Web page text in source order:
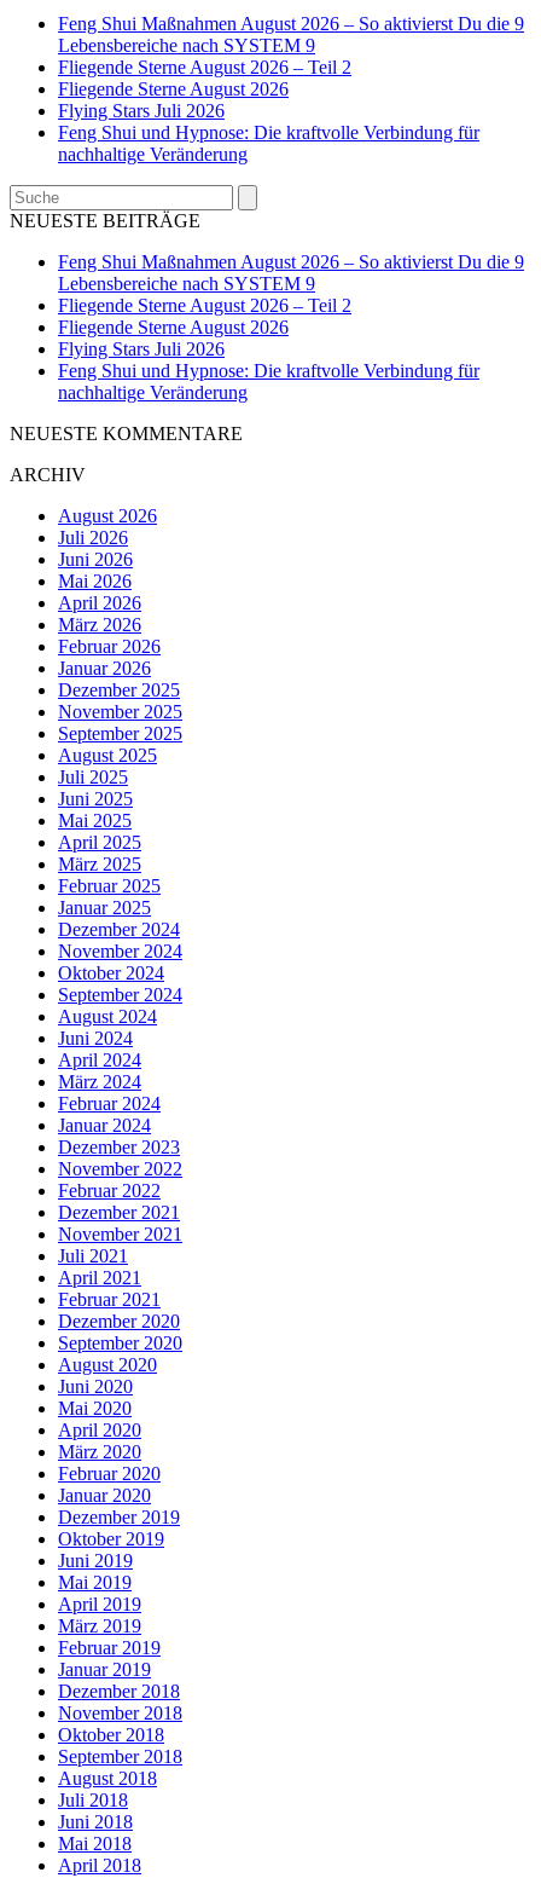
Feng Shui Maßnahmen August 2026 – So aktivierst Du die 9
Lebensbereiche nach SYSTEM 9
Fliegende Sterne August 2026 – Teil 2
Fliegende Sterne August 2026
Flying Stars Juli 2026
Feng Shui und Hypnose: Die kraftvolle Verbindung für
nachhaltige Veränderung
Search
NEUESTE BEITRÄGE
Feng Shui Maßnahmen August 2026 – So aktivierst Du die 9
Lebensbereiche nach SYSTEM 9
Fliegende Sterne August 2026 – Teil 2
Fliegende Sterne August 2026
Flying Stars Juli 2026
Feng Shui und Hypnose: Die kraftvolle Verbindung für
nachhaltige Veränderung
NEUESTE KOMMENTARE
ARCHIV
August 2026
Juli 2026
Juni 2026
Mai 2026
April 2026
März 2026
Februar 2026
Januar 2026
Dezember 2025
November 2025
September 2025
August 2025
Juli 2025
Juni 2025
Mai 2025
April 2025
März 2025
Februar 2025
Januar 2025
Dezember 2024
November 2024
Oktober 2024
September 2024
August 2024
Juni 2024
April 2024
März 2024
Februar 2024
Januar 2024
Dezember 2023
November 2022
Februar 2022
Dezember 2021
November 2021
Juli 2021
April 2021
Februar 2021
Dezember 2020
September 2020
August 2020
Juni 2020
Mai 2020
April 2020
März 2020
Februar 2020
Januar 2020
Dezember 2019
Oktober 2019
Juni 2019
Mai 2019
April 2019
März 2019
Februar 2019
Januar 2019
Dezember 2018
November 2018
Oktober 2018
September 2018
August 2018
Juli 2018
Juni 2018
Mai 2018
April 2018